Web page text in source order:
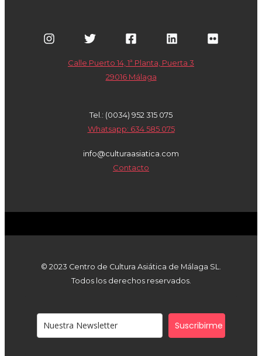
Calle Puerto 14, 1ª Planta, Puerta 3
29016 Málaga
Tel.: (0034) 952 315 075
Whatsapp: 634 585 075
info@culturaasiatica.com
Contacto
© 2023 Centro de Cultura Asiática de Málaga SL.
Todos los derechos reservados.
Suscribirme